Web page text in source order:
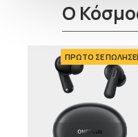
Ο
ΠΡΩΤΟ ΣΕ